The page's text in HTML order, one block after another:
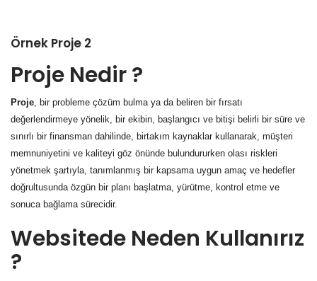
Örnek Proje 2
Proje Nedir ?
Proje, bir probleme çözüm bulma ya da beliren bir fırsatı
değerlendirmeye yönelik, bir ekibin, başlangıcı ve bitişi belirli bir süre ve
sınırlı bir finansman dahilinde, birtakım kaynaklar kullanarak, müşteri
memnuniyetini ve kaliteyi göz önünde bulundururken olası riskleri
yönetmek şartıyla, tanımlanmış bir kapsama uygun amaç ve hedefler
doğrultusunda özgün bir planı başlatma, yürütme, kontrol etme ve
sonuca bağlama sürecidir.
Websitede Neden Kullanırız
?